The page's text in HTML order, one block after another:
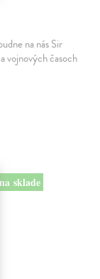
na nás Sir
vojnových časoch
na sklade